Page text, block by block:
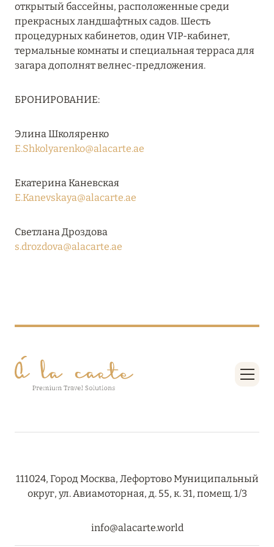
RIXOS PREMIUM SAADIYAT ISLAND ABU DHABI:
КОНЦЕПЦИЯ «ВСЁ ВКЛЮЧЕНО – ВСЁ
ЭКСКЛЮЗИВНО»
Подробнее
HÔTEL BARRIÈRE LES NEIGES
Подробнее
27 сентября 2024
Подробнее
Подробнее
27 сентября 2024
RIXOS PREMIUM SAADIYAT ISLAND ABU DHABI:
20 августа 2024
И ULTIMA COURCHEVEL
Подробнее
открытый бассейны, расположенные среди
прекрасных ландшафтных садов. Шесть
процедурных кабинетов, один VIP-кабинет,
термальные комнаты и специальная терраса для
загара дополнят велнес-предложения.
БРОНИРОВАНИЕ:
Элина Школяренко
E.Shkolyarenko@alacarte.ae
Екатерина Каневская
E.Kanevskaya@alacarte.ae
Светлана Дроздова
s.drozdova@alacarte.ae
111024, Город Москва, Лефортово Муниципальный
округ, ул. Авиамоторная, д. 55, к. 31, помещ. 1/3
info@alacarte.world